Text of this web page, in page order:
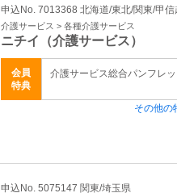
申込No. 7013368 北海道/東北/関東/甲信
介護サービス > 各種介護サービス
ニチイ（介護サービス）
会員
特典
介護サービス総合パンフレッ
その他の
申込No. 5075147 関東/埼玉県